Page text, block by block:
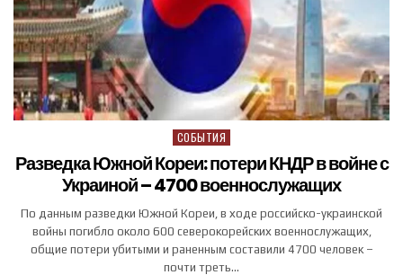
Posted in
СОБЫТИЯ
Разведка Южной Кореи: потери КНДР в войне с
Украиной – 4700 военнослужащих
По данным разведки Южной Кореи, в ходе российско-украинской
войны погибло около 600 северокорейских военнослужащих,
общие потери убитыми и раненным составили 4700 человек –
почти треть…